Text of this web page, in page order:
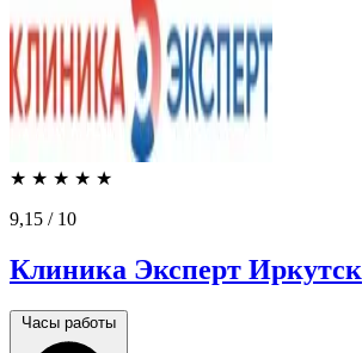
★ ★ ★ ★ ★
9,15 / 10
Клиника Эксперт Иркутск
Часы работы